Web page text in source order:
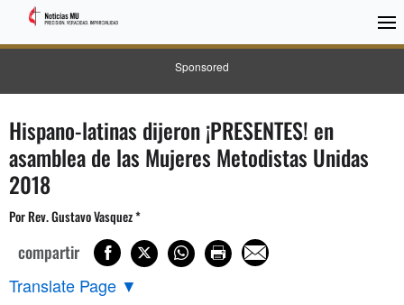
Sponsored
Hispano-latinas dijeron ¡PRESENTES! en
asamblea de las Mujeres Metodistas Unidas
2018
Por Rev. Gustavo Vasquez *
compartir
Translate Page ▼